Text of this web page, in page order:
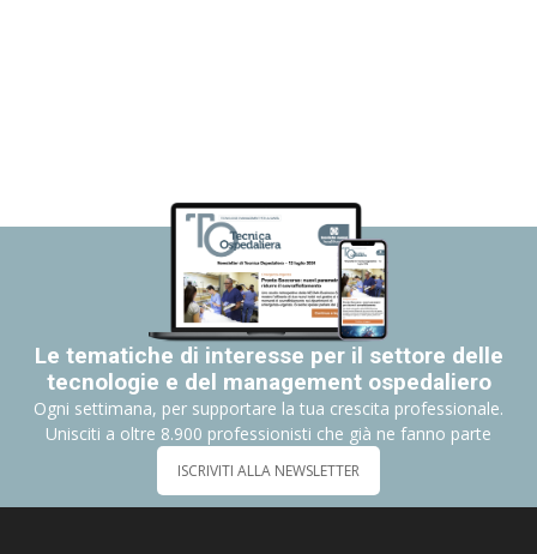
Le tematiche di interesse per il settore delle
tecnologie e del management ospedaliero
Ogni settimana, per supportare la tua crescita professionale.
Unisciti a oltre 8.900 professionisti che già ne fanno parte
ISCRIVITI ALLA NEWSLETTER